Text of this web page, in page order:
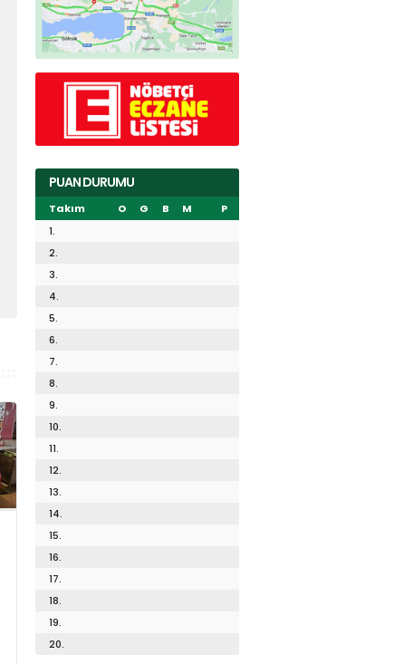
PUAN DURUMU
Takım O G B M
P
1.
2.
3.
4.
5.
6.
7.
8.
9.
10.
11.
12.
13.
14.
15.
16.
17.
18.
19.
20.